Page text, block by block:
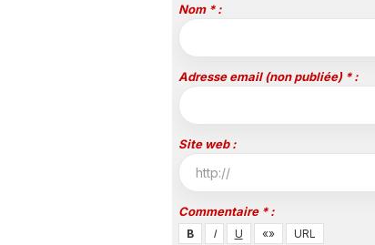
Nom * :
Adresse email (non publiée) * :
Site web :
Commentaire * :